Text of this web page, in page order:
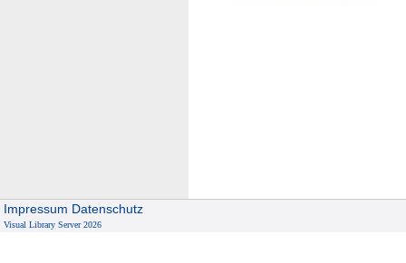
Impressum Datenschutz
Visual Library Server 2026